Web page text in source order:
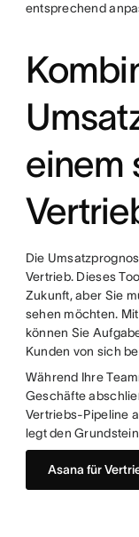
entsprechend
einem
Die
Vertrieb. Dieses
Zukunft, aber Sie
sehen möchten.
können Sie
Kunden von sich
Während Ihre
Geschäfte
Vertriebs-Pipeline
legt den
Asana für